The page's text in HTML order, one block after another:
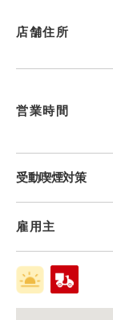
店舗住所
営業時間
受動喫煙対策
雇用主